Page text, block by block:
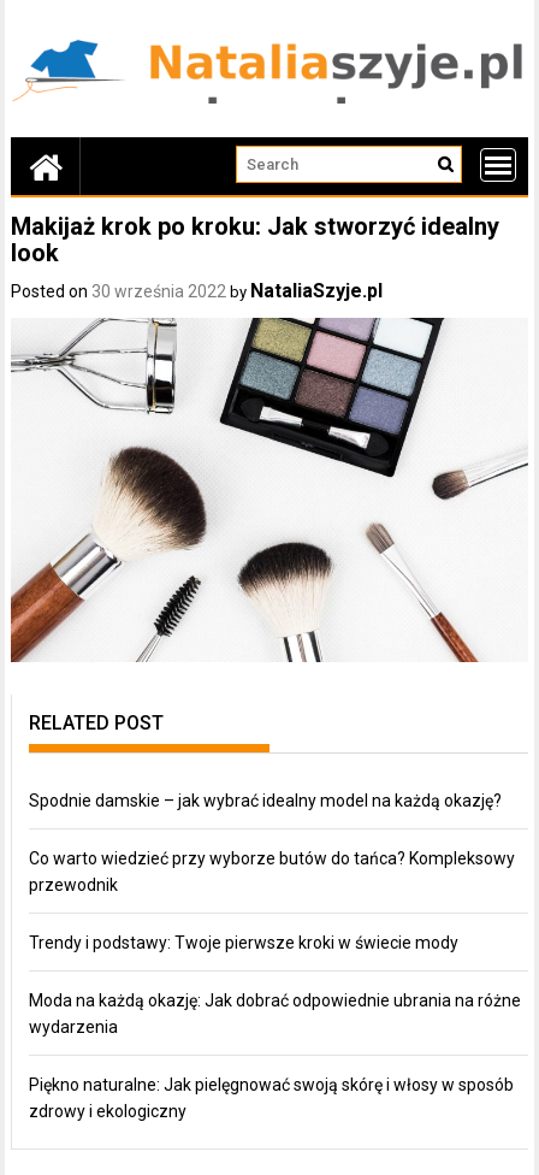
content
Makijaż krok po kroku: Jak stworzyć idealny
look
Posted on 30 września 2022 by NataliaSzyje.pl
RELATED POST
Spodnie damskie – jak wybrać idealny model na każdą okazję?
Co warto wiedzieć przy wyborze butów do tańca? Kompleksowy
przewodnik
Trendy i podstawy: Twoje pierwsze kroki w świecie mody
Moda na każdą okazję: Jak dobrać odpowiednie ubrania na różne
wydarzenia
Piękno naturalne: Jak pielęgnować swoją skórę i włosy w sposób
zdrowy i ekologiczny